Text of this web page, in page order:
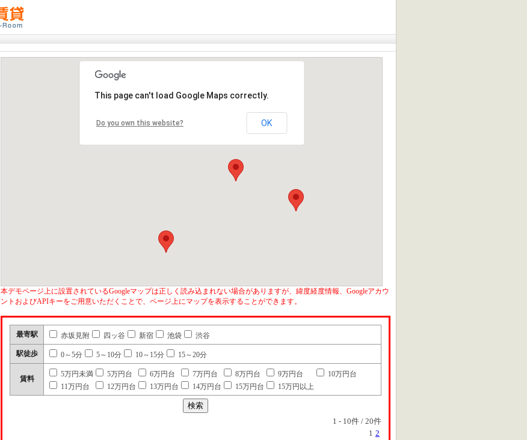
This page can't load Google Maps correctly.
Do you own this website? OK
本デモページ上に設置されているGoogleマップは正しく読み込まれない場合がありますが、緯度経度情報、Googleアカウ
ントおよびAPIキーをご用意いただくことで、ページ上にマップを表示することができます。
最寄駅 赤坂見附 四ッ谷 新宿 池袋 渋谷
駅徒歩 0～5分 5～10分 10～15分 15～20分
賃料
5万円未満 5万円台 6万円台 7万円台 8万円台 9万円台
10万円台
11万円台
12万円台 13万円台 14万円台 15万円台 15万円以上
1 - 10件 / 20件
1 2